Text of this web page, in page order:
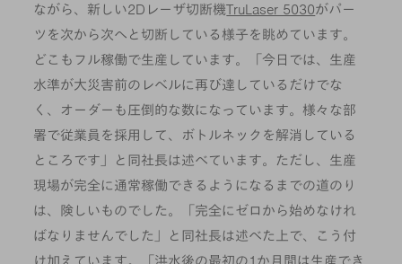
ながら、新しい2Dレーザ切断機TruLaser 5030がパー
ツを次から次へと切断している様子を眺めています。
どこもフル稼働で生産しています。「今日では、生産
水準が大災害前のレベルに再び達しているだけでな
く、オーダーも圧倒的な数になっています。様々な部
署で従業員を採用して、ボトルネックを解消している
ところです」と同社長は述べています。ただし、生産
現場が完全に通常稼働できるようになるまでの道のり
は、険しいものでした。「完全にゼロから始めなけれ
ばなりませんでした」と同社長は述べた上で、こう付